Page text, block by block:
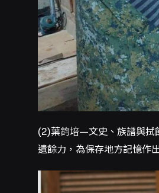
(2)葉鈞培—文史、族譜與拭
遺餘力，為保存地方記憶作